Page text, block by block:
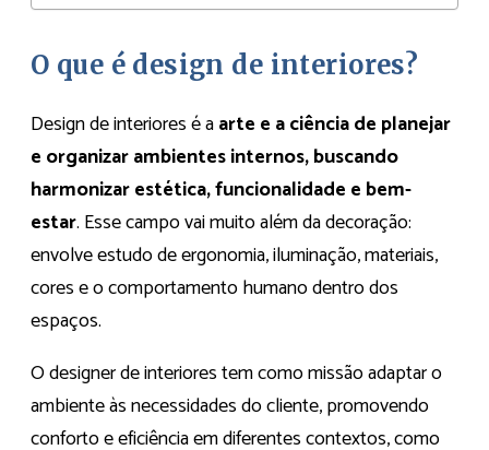
O que é design de interiores?
Design de interiores é aarte e a ciência de planejar
e organizar ambientes internos, buscando
harmonizar estética, funcionalidade e bem-
estar. Esse campo vai muito além da decoração:
envolve estudo de ergonomia, iluminação, materiais,
cores e o comportamento humano dentro dos
espaços.
O designer de interiores tem como missão adaptar o
ambiente às necessidades do cliente, promovendo
conforto e eficiência em diferentes contextos, como